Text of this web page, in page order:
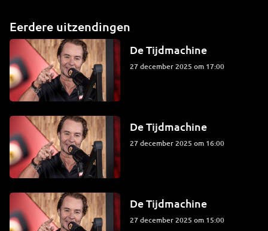
Eerdere uitzendingen
De Tijdmachine
27 december 2025 om 17:00
De Tijdmachine
27 december 2025 om 16:00
De Tijdmachine
27 december 2025 om 15:00